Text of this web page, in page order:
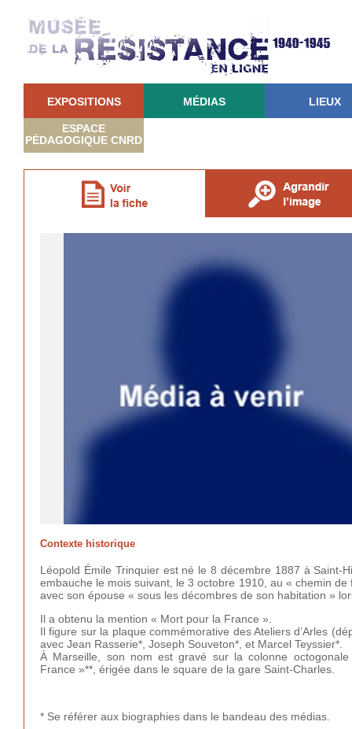
EXPOSITIONS MÉDIAS LIEUX
ESPACE
PÉDAGOGIQUE CNRD
Contexte historique
Léopold Émile Trinquier est né le 8 décembre 1887 à
embauche le mois suivant, le 3 octobre 1910, au « chemin
avec son épouse « sous les décombres de son habitation »
Il a obtenu la mention « Mort pour la France ».
Il figure sur la plaque commémorative des Ateliers d’Arles
avec Jean Rasserie*, Joseph Souveton*, et Marcel Teyssier*.
À Marseille, son nom est gravé sur la colonne
France »**, érigée dans le square de la gare Saint-Charles.
* Se référer aux biographies dans le bandeau des médias.